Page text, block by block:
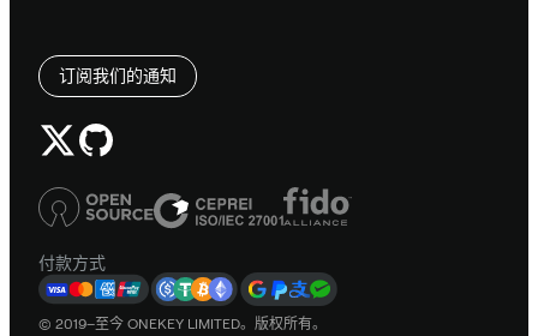
订阅我们的通知
付款方式
© 2019–至今 ONEKEY LIMITED。版权所有。